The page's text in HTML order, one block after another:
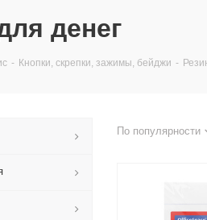
денег
- Кнопки, скрепки, зажимы, бейджи -
По популярности